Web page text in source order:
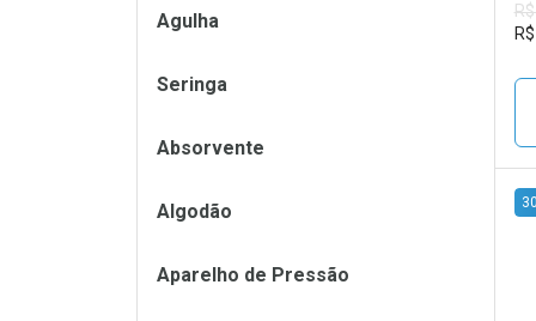
R$
Agulha
Seringa
Absorvente
Algodão
Aparelho de Pressão